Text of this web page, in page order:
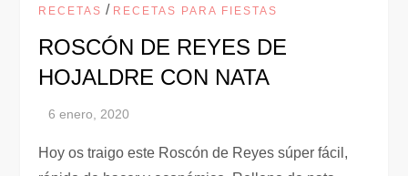
RECETAS / RECETAS PARA FIESTAS
ROSCÓN DE REYES DE
HOJALDRE CON NATA
Hoy os traigo este Roscón de Reyes súper fácil,